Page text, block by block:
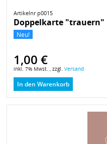
Artikelnr p0015
Doppelkarte "trauern"
Neu!
1,00 €
inkl. 7% Mwst. , zzgl. Versand
In den Warenkorb